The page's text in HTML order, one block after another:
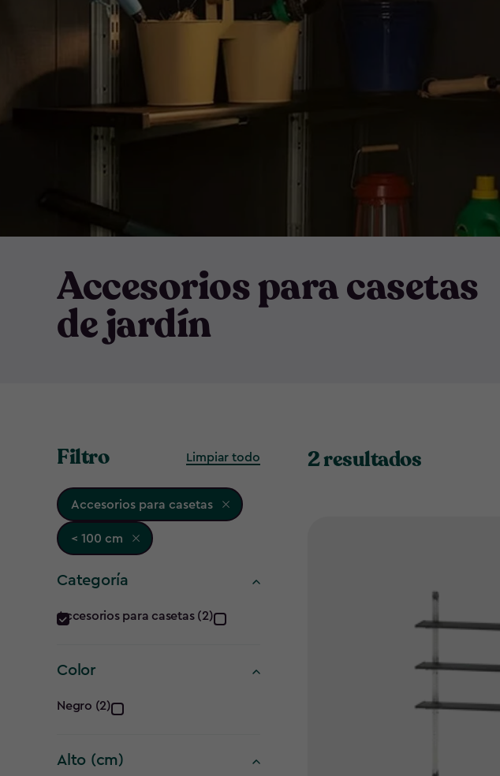
Accesorios para casetas
de jardín
Filtro Limpiar todo
Accesorios para casetas
< 100 cm
Categoría
Categoría
filter
Accesorios para casetas (2)
Color
Color
filter
Negro (2)
Alto (cm)
2 resultados